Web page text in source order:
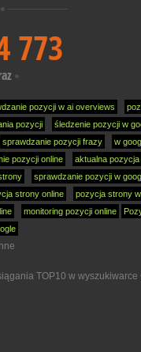
773
pozycji w ai overviews
pozycji
śledzenie pozycji w
sprawdzanie pozycji frazy
w
pozycji online
aktualna pozycja
sprawdzanie pozycji w
strony online
pozycja strony
monitoring pozycji online
TOP10 w wyszukiwarce